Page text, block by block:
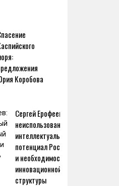
Коробова
Сергей Ерофеев:
неиспользованный
интеллектуальный
потенциал России
и необходимость
инновационной
структуры